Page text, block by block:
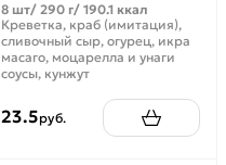
8 шт/ 290 г/ 190.1 ккал
Креветка, краб (имитация),
сливочный сыр, огурец, икра
масаго, моцарелла и унаги
соусы, кунжут
23.5руб.